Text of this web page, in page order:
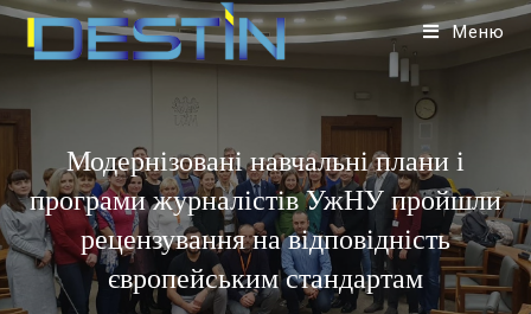
Меню
Модернізовані навчальні плани і
програми журналістів УжНУ пройшли
рецензування на відповідність
європейським стандартам